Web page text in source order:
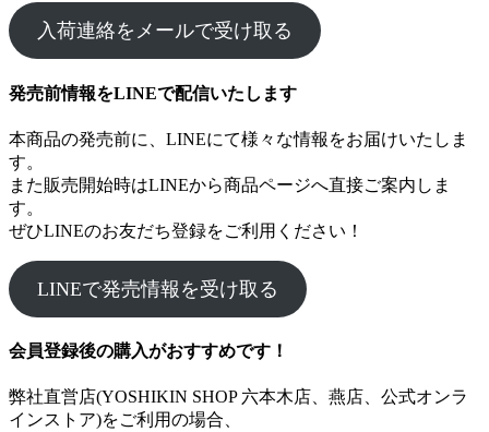
入荷連絡をメールで受け取る
発売前情報をLINEで配信いたします
本商品の発売前に、LINEにて様々な情報をお届けいたしま
す。
また販売開始時はLINEから商品ページへ直接ご案内しま
す。
ぜひLINEのお友だち登録をご利用ください！
LINEで発売情報を受け取る
会員登録後の購入がおすすめです！
弊社直営店(YOSHIKIN SHOP 六本木店、燕店、公式オンラ
インストア)をご利用の場合、